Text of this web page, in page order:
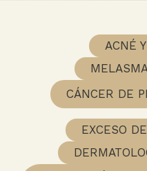
ACNÉ
CÁNCER DE
EXCESO